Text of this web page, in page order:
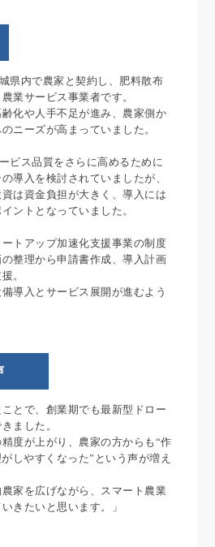
県内で農家と契約し、肥料散布
業サービス事業者です。
化や人手不足が進み、農家側か
ニーズが高まっていました。
ビス品質をさらに高めるために
導入を検討されていましたが、
は資金負担が大きく、導入には
ントとなっていました。
トアップ加速化支援事業の制度
整理から申請書作成、導入計画
。
導入とサービス展開が進むよう
ことで、創業期でも最新型ドロー
ました。
度が上がり、農家の方からも“作
しやすくなった”という声が増え
家を広げながら、スマート農業
きたいと思います。」